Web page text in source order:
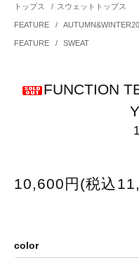
トップス / スウェットトップス
FEATURE /
FEATURE / SWEAT
FUNCTION
10,600円(税込
color